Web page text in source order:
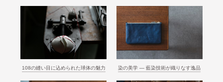
108の縫い目に込められた球体の魅力 染の美学 ― 藍染技術が織りなす逸品